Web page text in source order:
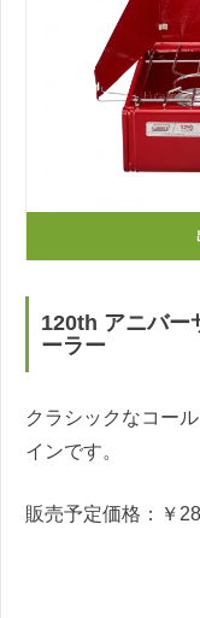
120th アニバー
ーラー
クラシックなコー
インです。
販売予定価格：￥